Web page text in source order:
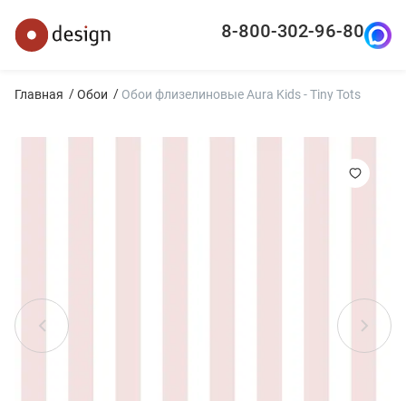
8-800-302-96-80
Главная Обои Обои флизелиновые Aura Kids - Tiny Tots